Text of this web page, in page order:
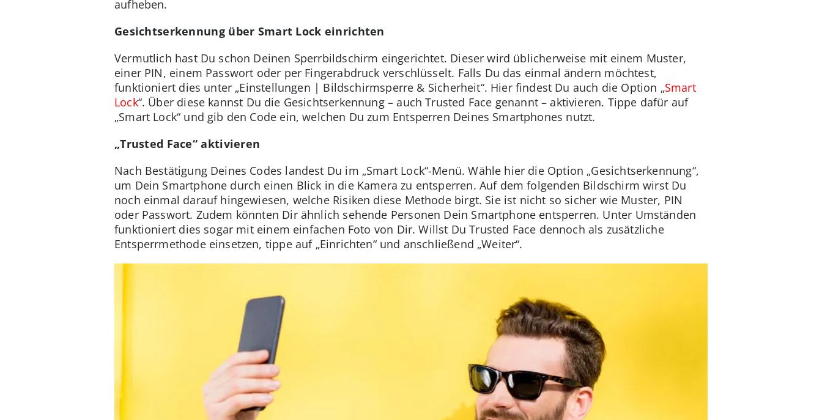
aufheben.
Gesichtserkennung über Smart Lock einrichten
Vermutlich hast Du schon Deinen Sperrbildschirm eingerichtet. Dieser wird üblicherweise mit einem Muster,
einer PIN, einem Passwort oder per Fingerabdruck verschlüsselt. Falls Du das einmal ändern möchtest,
funktioniert dies unter „Einstellungen | Bildschirmsperre & Sicherheit“. Hier findest Du auch die Option „Smart
Lock“. Über diese kannst Du die Gesichtserkennung – auch Trusted Face genannt – aktivieren. Tippe dafür auf
„Smart Lock“ und gib den Code ein, welchen Du zum Entsperren Deines Smartphones nutzt.
„Trusted Face“ aktivieren
Nach Bestätigung Deines Codes landest Du im „Smart Lock“-Menü. Wähle hier die Option „Gesichtserkennung“,
um Dein Smartphone durch einen Blick in die Kamera zu entsperren. Auf dem folgenden Bildschirm wirst Du
noch einmal darauf hingewiesen, welche Risiken diese Methode birgt. Sie ist nicht so sicher wie Muster, PIN
oder Passwort. Zudem könnten Dir ähnlich sehende Personen Dein Smartphone entsperren. Unter Umständen
funktioniert dies sogar mit einem einfachen Foto von Dir. Willst Du Trusted Face dennoch als zusätzliche
Entsperrmethode einsetzen, tippe auf „Einrichten“ und anschließend „Weiter“.